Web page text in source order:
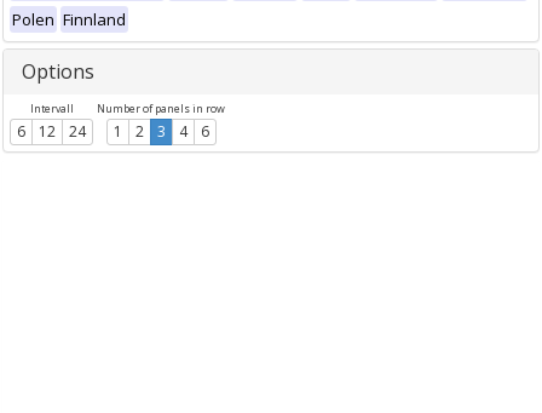
Polen Finnland
Options
Intervall
6 12 24
Number of panels in row
1 2 3 4 6